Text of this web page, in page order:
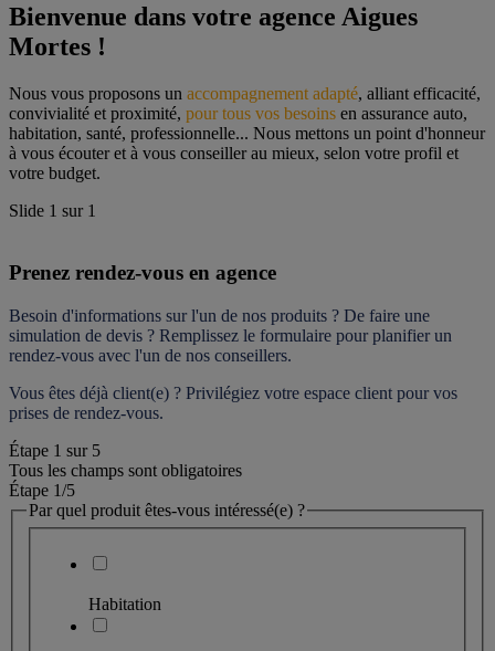
Bienvenue dans votre agence Aigues
Mortes !
Nous vous proposons un accompagnement adapté, alliant efficacité,
convivialité et proximité, pour tous vos besoins en assurance auto,
habitation, santé, professionnelle... Nous mettons un point d'honneur
à vous écouter et à vous conseiller au mieux, selon votre profil et
votre budget.
Slide 1 sur 1
Prenez rendez-vous en agence
Besoin d'informations sur l'un de nos produits ? De faire une
simulation de devis ? Remplissez le formulaire pour planifier un
rendez-vous avec l'un de nos conseillers.
Vous êtes déjà client(e) ? Privilégiez votre espace client pour vos
prises de rendez-vous.
Étape 1 sur 5
Tous les champs sont obligatoires
Étape 1/5
Par quel produit êtes-vous intéressé(e) ?
Habitation